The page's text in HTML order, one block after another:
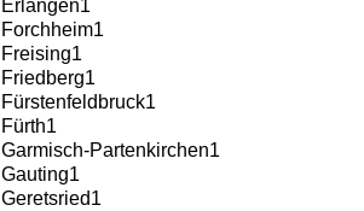
Erlangen1
Forchheim1
Freising1
Friedberg1
Fürstenfeldbruck1
Fürth1
Garmisch-Partenkirchen1
Gauting1
Geretsried1